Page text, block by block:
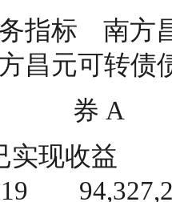
昌元可转债